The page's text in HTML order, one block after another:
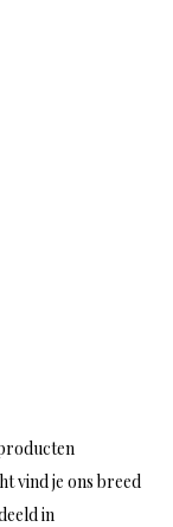
vind je ons breed
in